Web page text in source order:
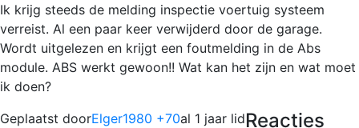
Ik krijg steeds de melding inspectie voertuig systeem
verreist. Al een paar keer verwijderd door de garage.
Wordt uitgelezen en krijgt een foutmelding in de Abs
module. ABS werkt gewoon!! Wat kan het zijn en wat moet
ik doen?
Geplaatst doorElger1980 +70al 1 jaar lidReacties